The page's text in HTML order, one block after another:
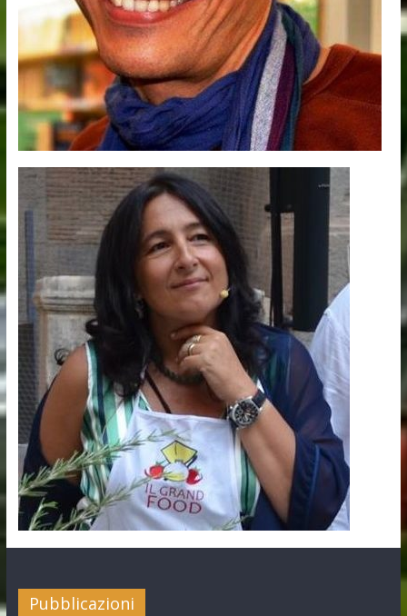
Pubblicazioni